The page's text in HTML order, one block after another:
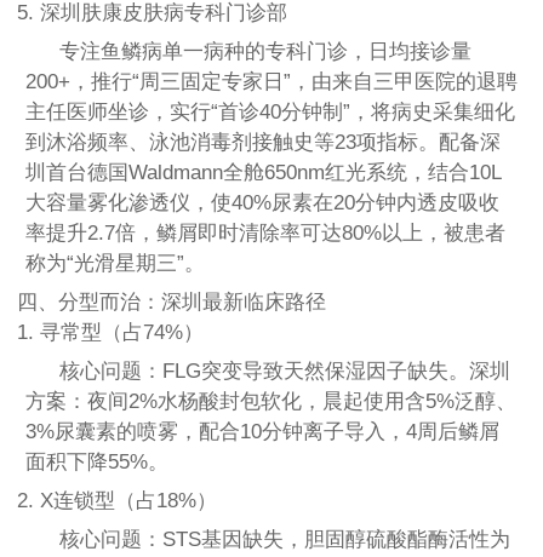
5. 深圳肤康皮肤病专科门诊部
专注鱼鳞病单一病种的专科门诊，日均接诊量
200+，推行“周三固定专家日”，由来自三甲医院的退聘
主任医师坐诊，实行“首诊40分钟制”，将病史采集细化
到沐浴频率、泳池消毒剂接触史等23项指标。配备深
圳首台德国Waldmann全舱650nm红光系统，结合10L
大容量雾化渗透仪，使40%尿素在20分钟内透皮吸收
率提升2.7倍，鳞屑即时清除率可达80%以上，被患者
称为“光滑星期三”。
四、分型而治：深圳最新临床路径
1. 寻常型（占74%）
核心问题：FLG突变导致天然保湿因子缺失。深圳
方案：夜间2%水杨酸封包软化，晨起使用含5%泛醇、
3%尿囊素的喷雾，配合10分钟离子导入，4周后鳞屑
面积下降55%。
2. X连锁型（占18%）
核心问题：STS基因缺失，胆固醇硫酸酯酶活性为